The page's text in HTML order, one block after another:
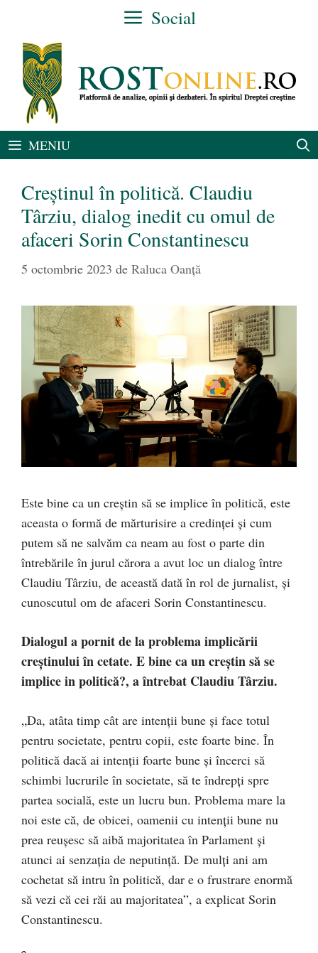
conținut
Social
MENIU
Creștinul în politică. Claudiu
Târziu, dialog inedit cu omul de
afaceri Sorin Constantinescu
5 octombrie 2023 de Raluca Oanță
Este bine ca un creștin să se implice în politică, este
aceasta o formă de mărturisire a credinței și cum
putem să ne salvăm ca neam au fost o parte din
întrebările în jurul cărora a avut loc un dialog între
Claudiu Târziu, de această dată în rol de jurnalist, și
cunoscutul om de afaceri Sorin Constantinescu.
Dialogul a pornit de la problema implicării
creștinului în cetate. E bine ca un creștin să se
implice in politică?, a întrebat Claudiu Târziu.
„Da, atâta timp cât are intenții bune și face totul
pentru societate, pentru copii, este foarte bine. În
politică dacă ai intenții foarte bune și încerci să
schimbi lucrurile în societate, să te îndrepți spre
partea socială, este un lucru bun. Problema mare la
noi este că, de obicei, oamenii cu intenții bune nu
prea reușesc să aibă majoritatea în Parlament și
atunci ai senzația de neputință. De mulți ani am
cochetat să intru în politică, dar e o frustrare enormă
să vezi că cei răi au majoritatea”, a explicat Sorin
Constantinescu.